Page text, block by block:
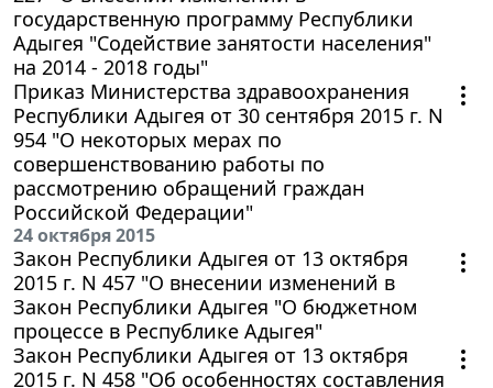
государственную программу Республики
Адыгея "Содействие занятости населения"
на 2014 - 2018 годы"
Приказ Министерства здравоохранения
Республики Адыгея от 30 сентября 2015 г. N
954 "О некоторых мерах по
совершенствованию работы по
рассмотрению обращений граждан
Российской Федерации"
24 октября 2015
Закон Республики Адыгея от 13 октября
2015 г. N 457 "О внесении изменений в
Закон Республики Адыгея "О бюджетном
процессе в Республике Адыгея"
Закон Республики Адыгея от 13 октября
2015 г. N 458 "Об особенностях составления